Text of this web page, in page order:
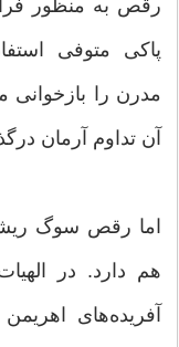
رقص به منظور
پاکی متوفی
مدرن را
آن تداوم آرمان
اما رقص سوگ
هم دارد. در
آفریده‌های